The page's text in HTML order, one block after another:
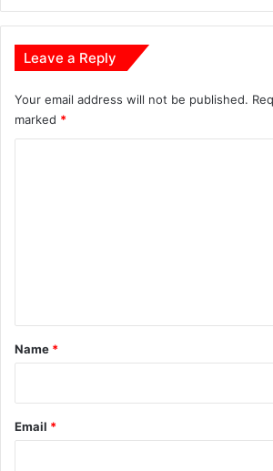
का
र्य
क्र
Leave a Reply
Your email address will not be published.
marked *
*
Name *
Email *